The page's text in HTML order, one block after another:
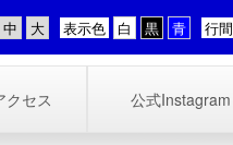
行間
表示色
クセス 公式Instagram